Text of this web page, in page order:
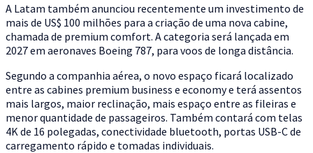
A Latam também anunciou recentemente um investimento de
mais de US$ 100 milhões para a criação de uma nova cabine,
chamada de premium comfort. A categoria será lançada em
2027 em aeronaves Boeing 787, para voos de longa distância.
Segundo a companhia aérea, o novo espaço ficará localizado
entre as cabines premium business e economy e terá assentos
mais largos, maior reclinação, mais espaço entre as fileiras e
menor quantidade de passageiros. Também contará com telas
4K de 16 polegadas, conectividade bluetooth, portas USB-C de
carregamento rápido e tomadas individuais.